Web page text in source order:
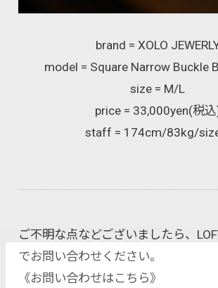
brand = XOLO
model = Square Narrow Buckle
size = M/L
price = 33,000yen(税
staff = 174cm/83kg/
ご不明な点などございましたら、
でお問い合わせください。
《お問い合わせはこちら》